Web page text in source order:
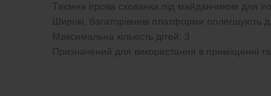
Таємна ігрова схованка під майданчиком для
Широкі, багаторівневі платформи полегшують
Максимальна кількість дітей: 3
Призначений для використання в приміщенні та